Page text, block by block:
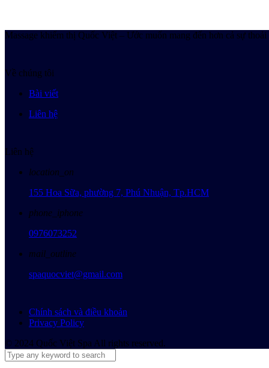
Massage khiếm thị Quốc Việt – Ước muốn mang đến hơn cả sự
Về chúng tôi
Bài viết
Liên hệ
Liên hệ
location_on
155 Hoa Sữa, phường 7, Phú Nhuận, Tp.HCM
phone_iphone
0976073252
mail_outline
spaquocviet@gmail.com
Chính sách và điều khoản
Privacy Policy
© 2024 Quốc Việt Spa All rights reserved.